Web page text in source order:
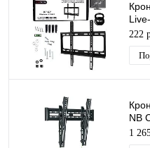
222
NB
ТВ/
1